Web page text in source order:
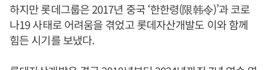
하지만 롯데그룹은 2017년 중국 ‘한한령(限韩令)’과 코로
나19 사태로 어려움을 겪었고 롯데자산개발도 이와 함께
힘든 시기를 보냈다.